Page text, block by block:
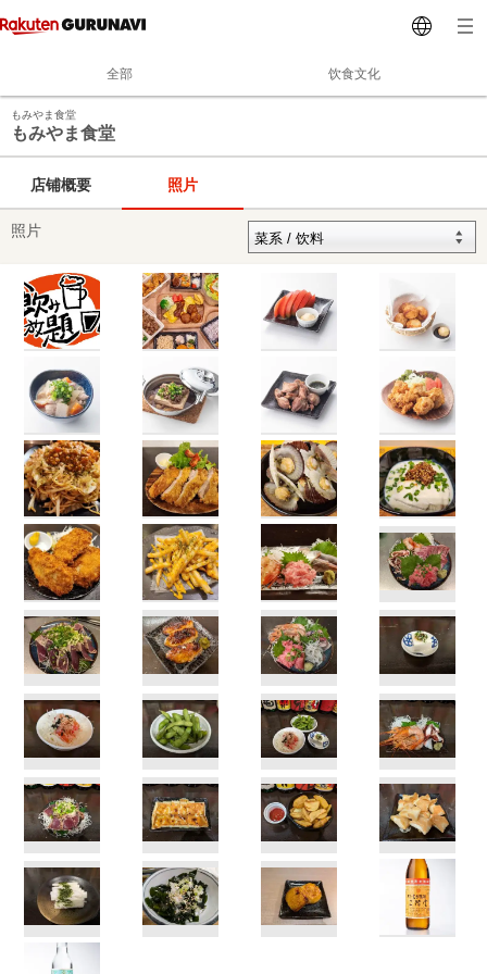
全部 饮食文化
もみやま食堂
もみやま食堂
店铺概要 照片
照片